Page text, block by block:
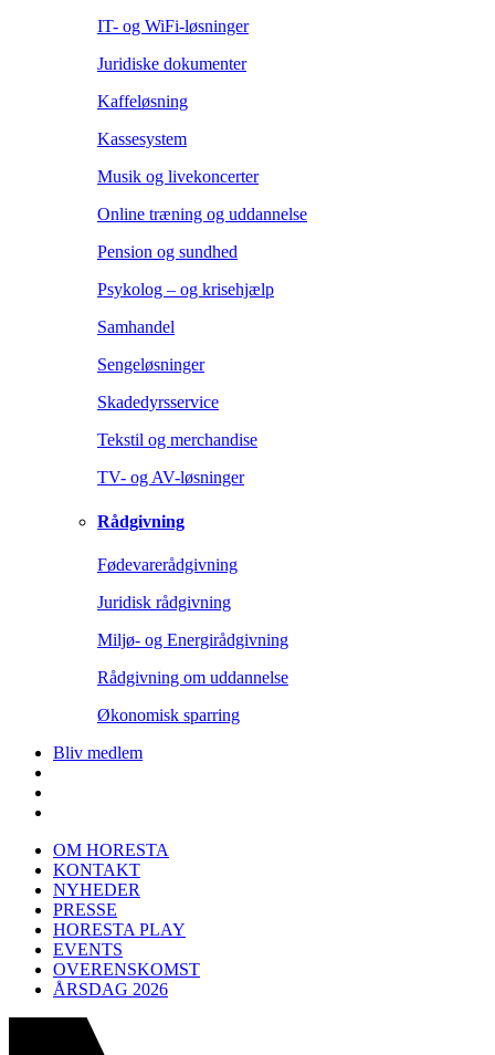
IT- og WiFi-løsninger
Juridiske dokumenter
Kaffeløsning
Kassesystem
Musik og livekoncerter
Online træning og uddannelse
Pension og sundhed
Psykolog – og krisehjælp
Samhandel
Sengeløsninger
Skadedyrsservice
Tekstil og merchandise
TV- og AV-løsninger
Rådgivning
Fødevarerådgivning
Juridisk rådgivning
Miljø- og Energirådgivning
Rådgivning om uddannelse
Økonomisk sparring
Bliv medlem
OM HORESTA
KONTAKT
NYHEDER
PRESSE
HORESTA PLAY
EVENTS
OVERENSKOMST
ÅRSDAG 2026